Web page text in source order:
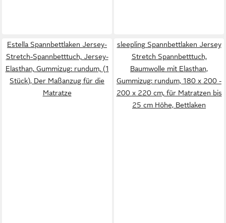
Estella Spannbettlaken Jersey-
Stretch-Spannbetttuch, Jersey-
Elasthan, Gummizug: rundum, (1
Stück), Der Maßanzug für die
Matratze
sleepling Spannbettlaken Jersey
Stretch Spannbetttuch,
Baumwolle mit Elasthan,
Gummizug: rundum, 180 x 200 -
200 x 220 cm, für Matratzen bis
25 cm Höhe, Bettlaken